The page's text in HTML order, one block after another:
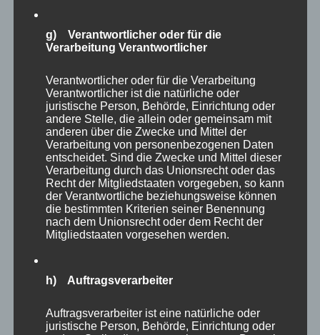
CURA SPORT MUSCLE FIT
55,36€ Enthält 7% Mehrwertsteuer zzgl.Versand
Lieferzeit: sofort lieferbar
In den Warenkorb
g) Verantwortlicher oder für die
Verarbeitung Verantwortlicher
Verantwortlicher oder für die Verarbeitung
Verantwortlicher ist die natürliche oder
juristische Person, Behörde, Einrichtung oder
andere Stelle, die allein oder gemeinsam mit
anderen über die Zwecke und Mittel der
Verarbeitung von personenbezogenen Daten
entscheidet. Sind die Zwecke und Mittel dieser
Verarbeitung durch das Unionsrecht oder das
Recht der Mitgliedstaaten vorgegeben, so kann
der Verantwortliche beziehungsweise können
die bestimmten Kriterien seiner Benennung
nach dem Unionsrecht oder dem Recht der
Mitgliedstaaten vorgesehen werden.
h) Auftragsverarbeiter
Auftragsverarbeiter ist eine natürliche oder
juristische Person, Behörde, Einrichtung oder